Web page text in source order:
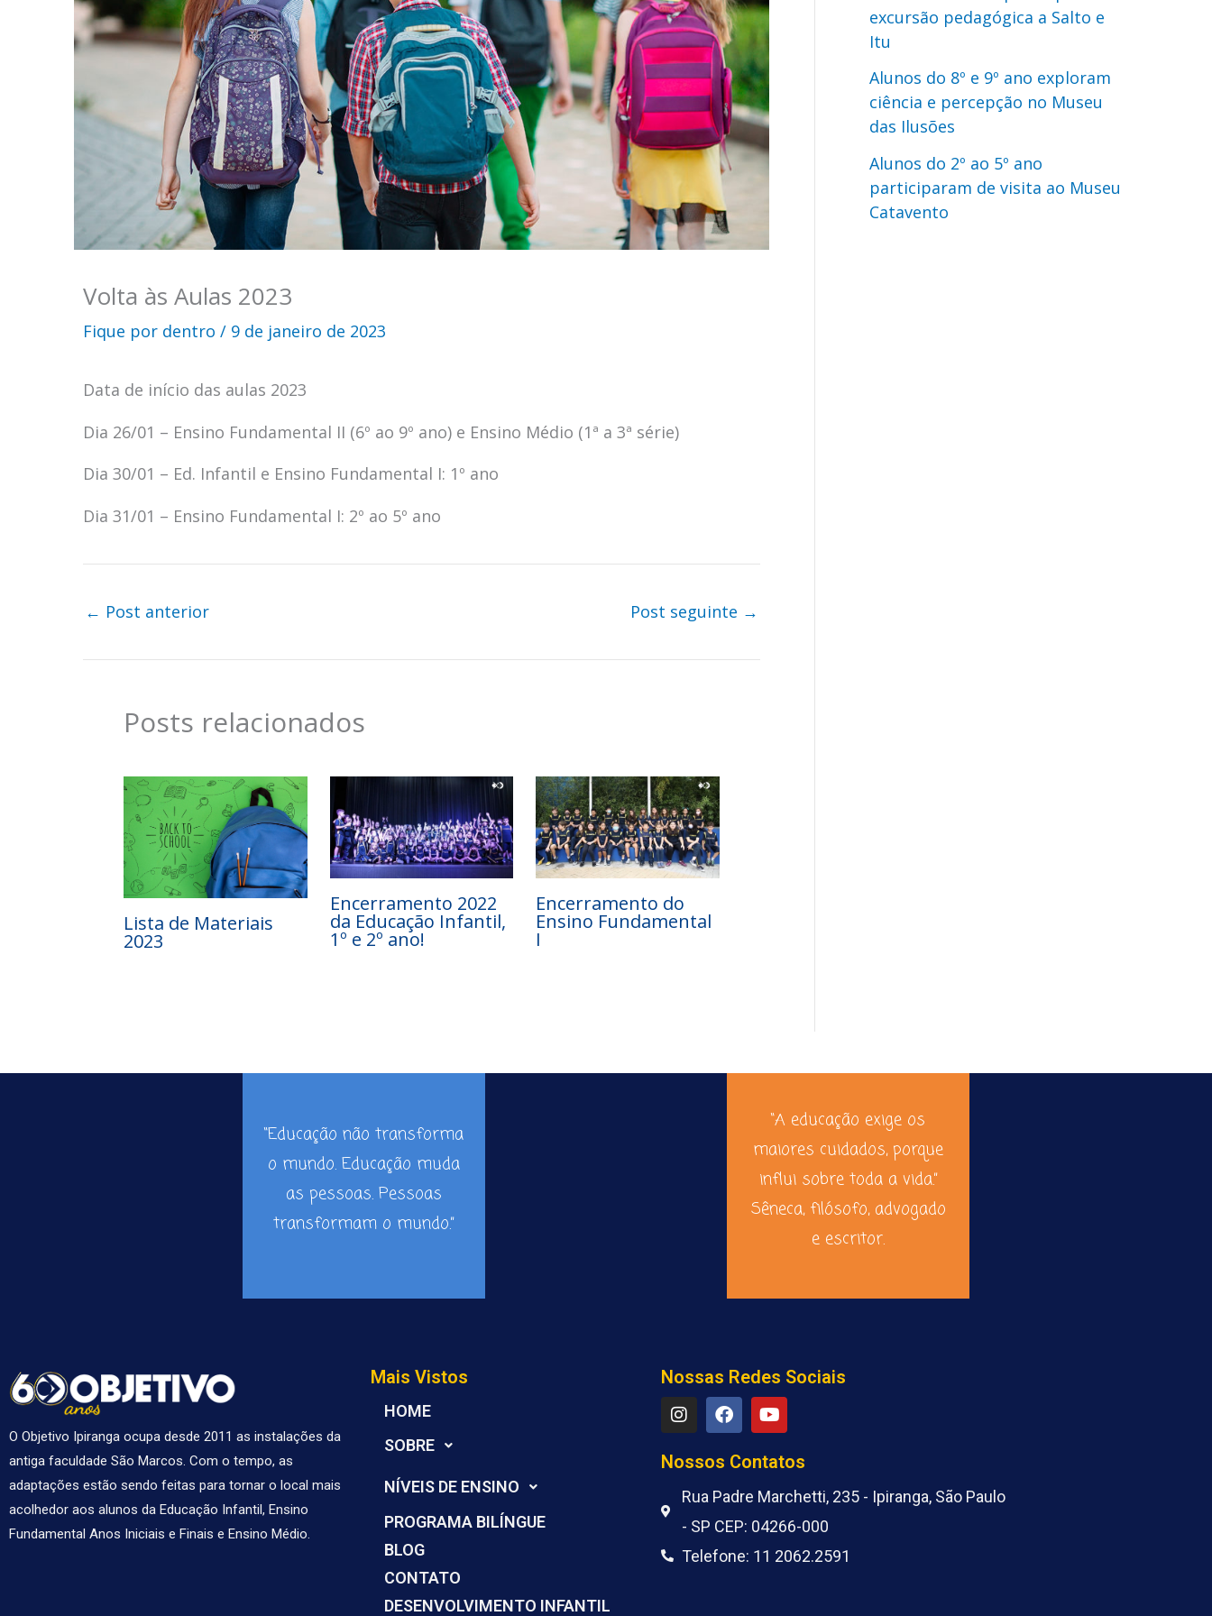
Volta às Aulas 2023
Fique por dentro / 9 de janeiro de 2023
Data de início das aulas 2023
Dia 26/01 – Ensino Fundamental II (6º ao 9º ano) e Ensino Médio (1ª a 3ª série)
Dia 30/01 – Ed. Infantil e Ensino Fundamental I: 1º ano
Dia 31/01 – Ensino Fundamental I: 2º ao 5º ano
← Post anterior Post seguinte →
Posts relacionados
Lista de Materiais
2023
Encerramento 2022
da Educação Infantil,
1º e 2º ano!
Encerramento do
Ensino Fundamental
I
excursão pedagógica a Salto e
Itu
Alunos do 8º e 9º ano exploram
ciência e percepção no Museu
das Ilusões
Alunos do 2º ao 5º ano
participaram de visita ao Museu
Catavento
“Educação não transforma
o mundo. Educação muda
as pessoas. Pessoas
transformam o mundo.”
“A educação exige os
maiores cuidados, porque
influi sobre toda a vida.”
Sêneca, filósofo, advogado
e escritor.
O Objetivo Ipiranga ocupa desde 2011 as instalações da
antiga faculdade São Marcos. Com o tempo, as
adaptações estão sendo feitas para tornar o local mais
acolhedor aos alunos da Educação Infantil, Ensino
Fundamental Anos Iniciais e Finais e Ensino Médio.
Mais Vistos
HOME
SOBRE
NÍVEIS DE ENSINO
PROGRAMA BILÍNGUE
BLOG
CONTATO
DESENVOLVIMENTO INFANTIL
Nossas Redes Sociais
I
n
s
t
a
g
a
m
F
a
c
e
b
o
k
Y
o
u
t
u
b
Nossos Contatos
Rua Padre Marchetti, 235 - Ipiranga, São Paulo
- SP CEP: 04266-000
Telefone: 11 2062.2591